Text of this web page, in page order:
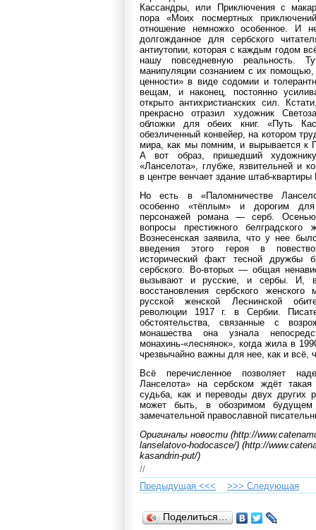
Кассандры, или Приключения с
пора «Моих посмертных
отношение немножко особенное. И
долгожданное для сербского
антиутопии, которая с каждым годом
нашу повседневную реальность.
манипуляции сознанием с их помощью,
ценности» в виде содомии и
вещам, и наконец, постоянно
открыто антихристианских сил.
прекрасно отразил художник
обложки для обеих книг. «Путь
обезличенный конвейер, на котором
мира, как мы помним, и вырывается к
А вот образ, пришедший
«Ланселота», глубже, язвительней и
в центре венчает здание штаб-
Но есть в «Паломничестве
особенно «тёплым» и дорогим
персонажей романа — серб.
вопросы престижного
Вознесенская заявила, что у нее
введения этого героя в
исторический факт тесной дружбы
сербского. Во-вторых — общая
вызывают и русские, и сербы. И, в-
восстановления сербского
русской женской Леснинской
революции 1917 г. в Сербии.
обстоятельства, связанные с
монашества она узнала
монахинь-«леснянок», когда жила в
чрезвычайно важны для нее, как и всё,
Всё перечисленное позволяет
Ланселота» на сербском ждёт такая
судьба, как и переводы двух других
может быть, в обозримом
замечательной православной
Оригиналы новости (http://
lanselatovo-hodocasce/) (http://
kasandrin-put/)
//
Предыдущая <<<
>>> Cледующая
Поделиться…